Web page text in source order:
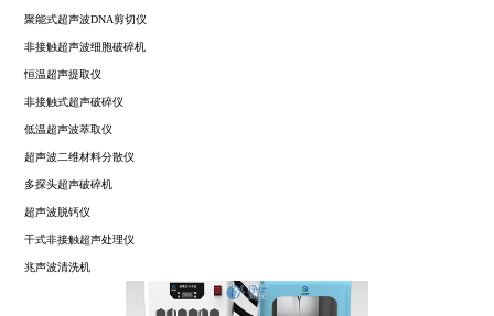
聚能式超声波DNA剪切仪
非接触超声波细胞破碎机
恒温超声提取仪
非接触式超声破碎仪
低温超声波萃取仪
超声波二维材料分散仪
多探头超声破碎机
超声波脱钙仪
干式非接触超声处理仪
兆声波清洗机